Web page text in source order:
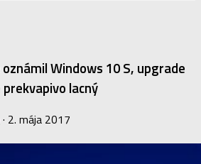
Windows 10 S, upgrade
lacný
· 2. mája 2017